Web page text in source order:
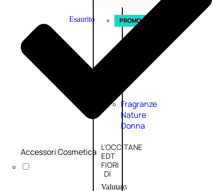
Esaurito PROMO
Fragranze
Nature
Donna
L’OCCITANE
EDT
FIORI
DI
Valutato
Accessori Cosmetica